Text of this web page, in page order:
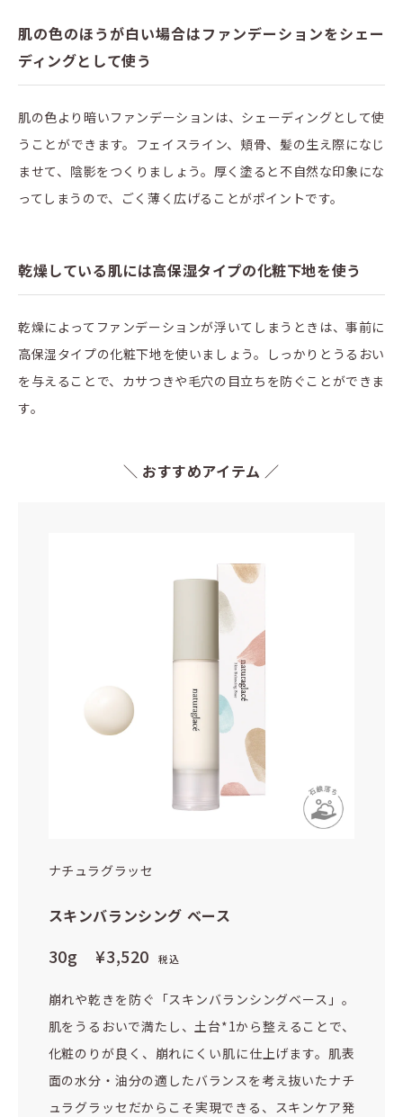
肌の色のほうが白い場合はファンデーションをシェー
ディングとして使う
肌の色より暗いファンデーションは、シェーディングとして使
うことができます。フェイスライン、頬骨、髪の生え際になじ
ませて、陰影をつくりましょう。厚く塗ると不自然な印象にな
ってしまうので、ごく薄く広げることがポイントです。
乾燥している肌には高保湿タイプの化粧下地を使う
乾燥によってファンデーションが浮いてしまうときは、事前に
高保湿タイプの化粧下地を使いましょう。しっかりとうるおい
を与えることで、カサつきや毛穴の目立ちを防ぐことができま
す。
＼ おすすめアイテム ／
ナチュラグラッセ
スキンバランシング ベース
30g ¥3,520 税込
崩れや乾きを防ぐ「スキンバランシングベース」。
肌をうるおいで満たし、土台*1から整えることで、
化粧のりが良く、崩れにくい肌に仕上げます。肌表
面の水分・油分の適したバランスを考え抜いたナチ
ュラグラッセだからこそ実現できる、スキンケア発